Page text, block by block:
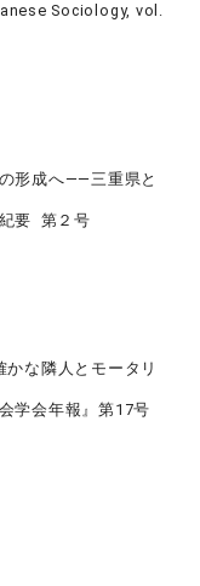
Sociology, vol.
形成へ――三重県と
要 第２号
な隣人とモータリ
学会年報』第17号